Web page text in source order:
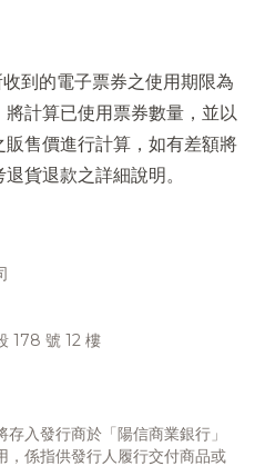
到的電子票券之使用期限為
計算已使用票券數量，並以
售價進行計算，如有差額將
貨退款之詳細說明。
178 號 12 樓
入發行商於「陽信商業銀行」
，係指供發行人履行交付商品或